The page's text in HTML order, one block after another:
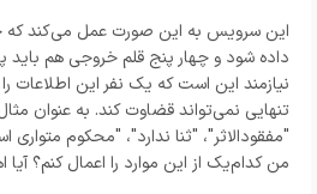
این سرویس به این صورت عمل می‌کند که
داده شود و چهار پنج قلم خروجی هم باید
نیازمند این است که یک نفر این اطلاعات
تنهایی نمی‌تواند قضاوت کند. به عنوان
"مفقودالاثر"، "ثنا ندارد"، "محکوم
من کدام‌یک از این موارد را اعمال کنم؟ آیا